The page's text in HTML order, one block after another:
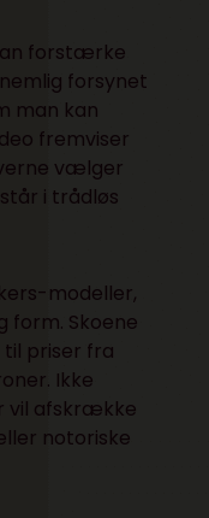
forstærke
forsynet
man kan
fremviser
vælger
i trådløs
modeller,
form. Skoene
til priser fra
Ikke
vil afskrække
notoriske